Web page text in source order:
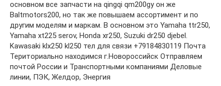
основном все запчасти на qingqi qm200gy он же
Baltmotors200, но так же повышаем ассортимент и по
другим моделям и маркам. В основном это Yamaha ttr250,
Yamaha xt225 serov, Honda xr250, Suzuki dr250 djebel.
Kawasaki klx250 kl250 тел для связи +79184830119 Почта
Териториально находимся г.Новороссийск Отправляем
почтой России и Транспортными компаниями Деловые
линии, ПЭК, Желдор, Энергия